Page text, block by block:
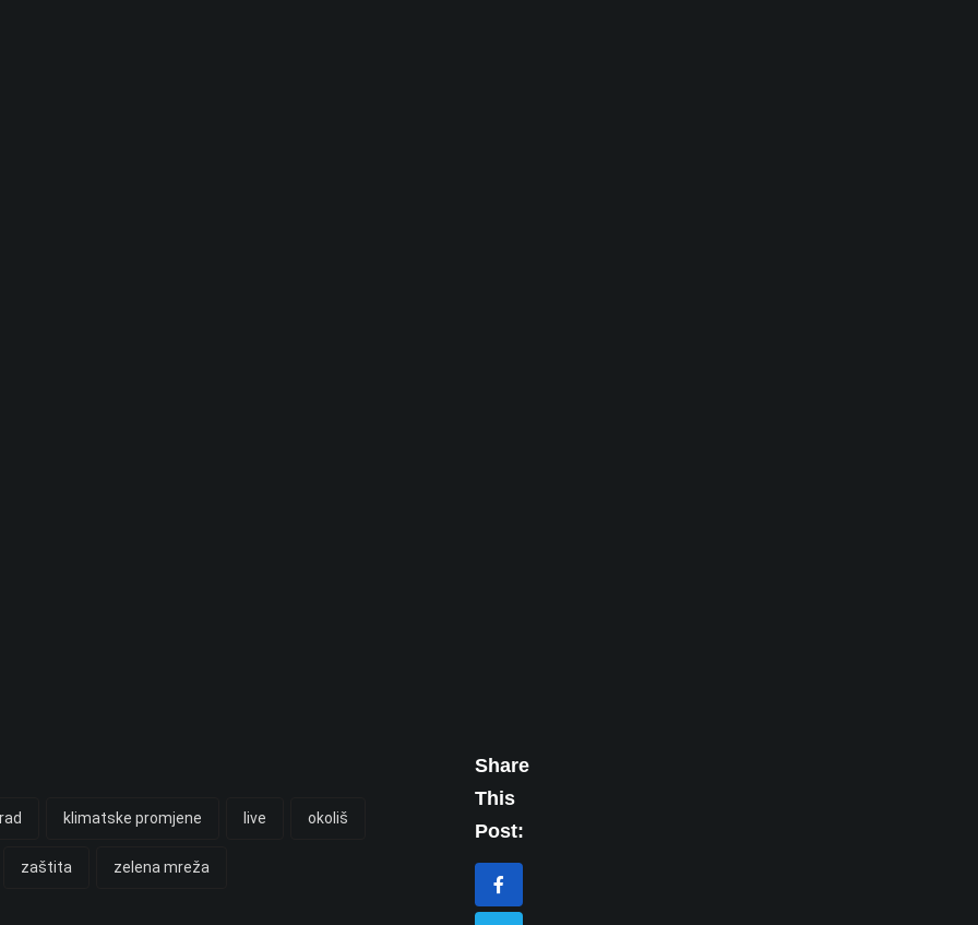
klimatske promjene live okoliš
zaštita zelena mreža
Share
This
Post: